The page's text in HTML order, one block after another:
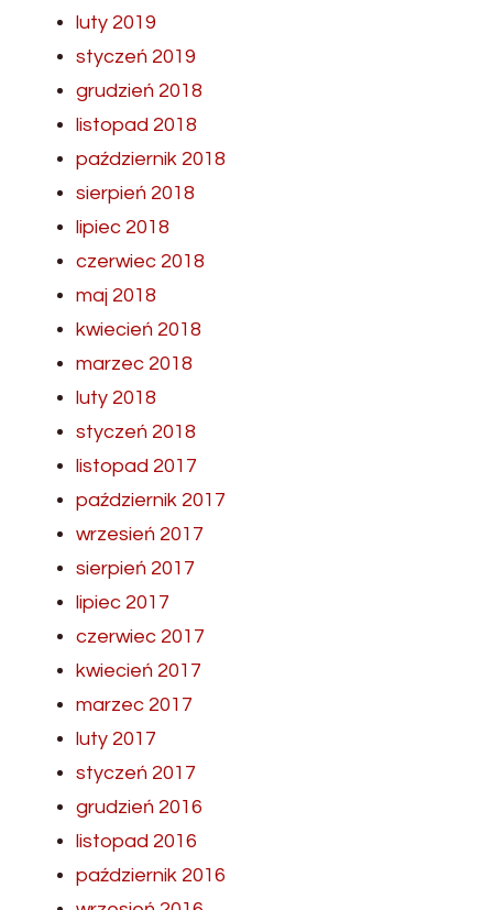
luty 2019
styczeń 2019
grudzień 2018
listopad 2018
październik 2018
sierpień 2018
lipiec 2018
czerwiec 2018
maj 2018
kwiecień 2018
marzec 2018
luty 2018
styczeń 2018
listopad 2017
październik 2017
wrzesień 2017
sierpień 2017
lipiec 2017
czerwiec 2017
kwiecień 2017
marzec 2017
luty 2017
styczeń 2017
grudzień 2016
listopad 2016
październik 2016